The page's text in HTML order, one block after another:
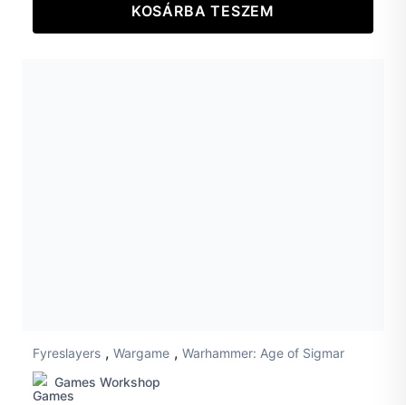
KOSÁRBA TESZEM
Fyreslayers , Wargame , Warhammer: Age of Sigmar
Games Workshop